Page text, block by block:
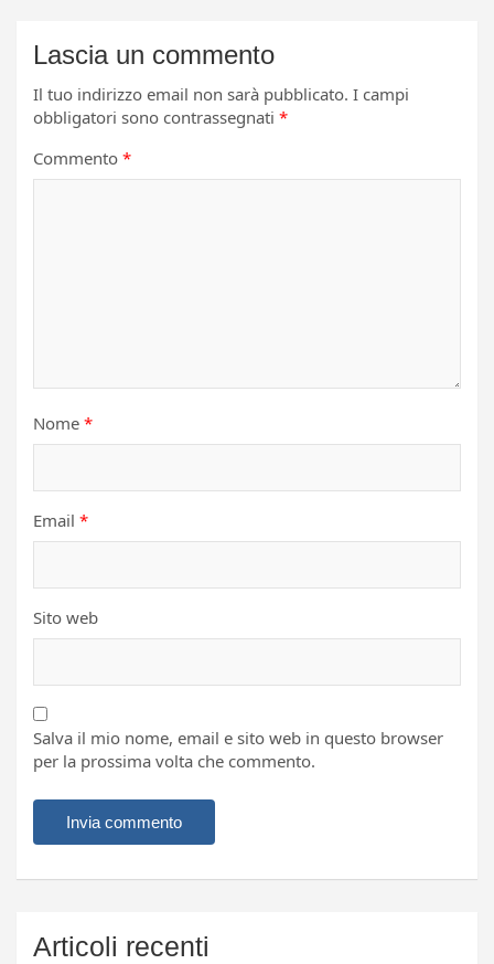
Lascia un commento
Il tuo indirizzo email non sarà pubblicato. I campi
obbligatori sono contrassegnati *
Commento *
Nome *
Email *
Sito web
Salva il mio nome, email e sito web in questo browser
per la prossima volta che commento.
Articoli recenti